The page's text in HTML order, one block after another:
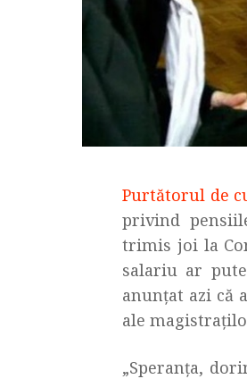
Purtătorul de
privind
trimis joi la
salariu ar
anunțat azi că
ale
„Speranța,